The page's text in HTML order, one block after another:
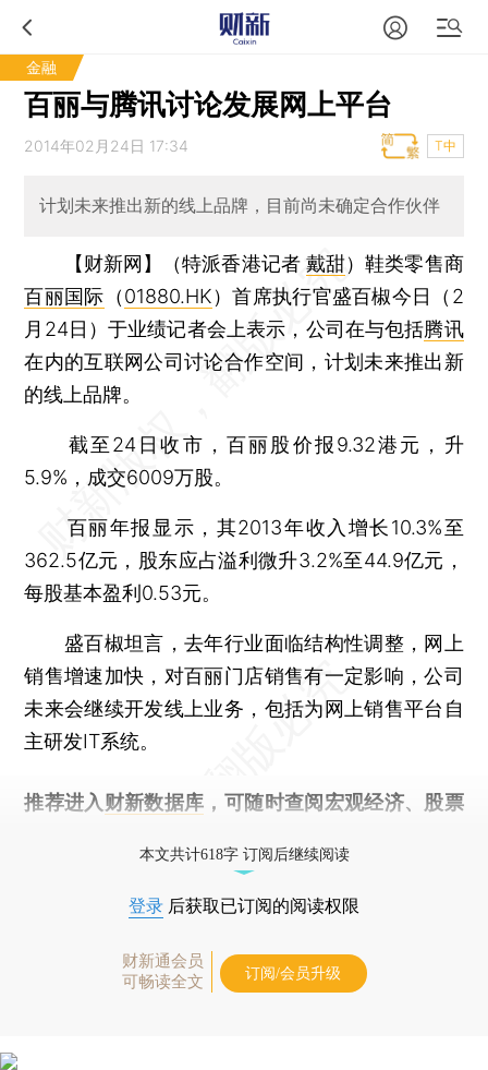
金融
百丽与腾讯讨论发展网上平台
2014年02月24日 17:34 T中
计划未来推出新的线上品牌，目前尚未确定合作伙伴
【财新网】（特派香港记者 戴甜）鞋类零售商
百丽国际 （01880.HK）首席执行官盛百椒今日（2
月24日）于业绩记者会上表示，公司在与包括腾讯
在内的互联网公司讨论合作空间，计划未来推出新
的线上品牌。
截至24日收市，百丽股价报9.32港元，升
5.9%，成交6009万股。
百丽年报显示，其2013年收入增长10.3%至
362.5亿元，股东应占溢利微升3.2%至44.9亿元，
每股基本盈利0.53元。
盛百椒坦言，去年行业面临结构性调整，网上
销售增速加快，对百丽门店销售有一定影响，公司
未来会继续开发线上业务，包括为网上销售平台自
主研发IT系统。
推荐进入 财新数据库 ，可随时查阅宏观经济、股票
本文共计618字 订阅后继续阅读
登录 后获取已订阅的阅读权限
财新通会员
可畅读全文
订阅/会员升级